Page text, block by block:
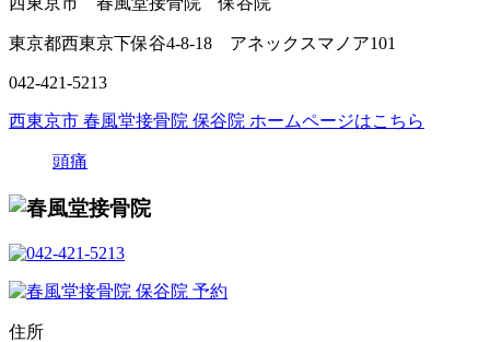
東京都西東京下保谷4-8-18 アネックスマノア101
042-421-5213
西東京市 春風堂接骨院 保谷院 ホームページはこちら
頭痛
住所